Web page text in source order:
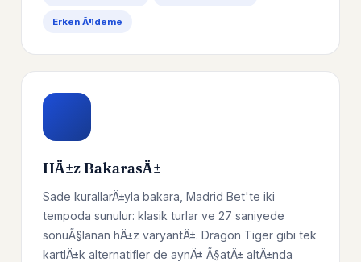
Erken Ã¶deme
HÄ±z BakarasÄ±
Sade kurallarÄ±yla bakara, Madrid Bet'te iki
tempoda sunulur: klasik turlar ve 27 saniyede
sonuÃ§lanan hÄ±z varyantÄ±. Dragon Tiger gibi tek
kartlÄ±k alternatifler de aynÄ± Ã§atÄ± altÄ±nda